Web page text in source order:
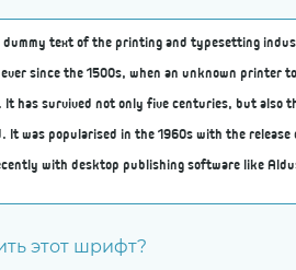
этот шрифт?